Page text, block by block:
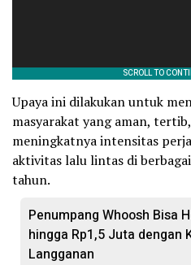
Upaya ini dilakukan untuk
masyarakat yang aman,
meningkatnya intensitas
aktivitas lalu lintas di
tahun.
Penumpang Whoosh Bisa
hingga Rp1,5 Juta dengan
Langganan